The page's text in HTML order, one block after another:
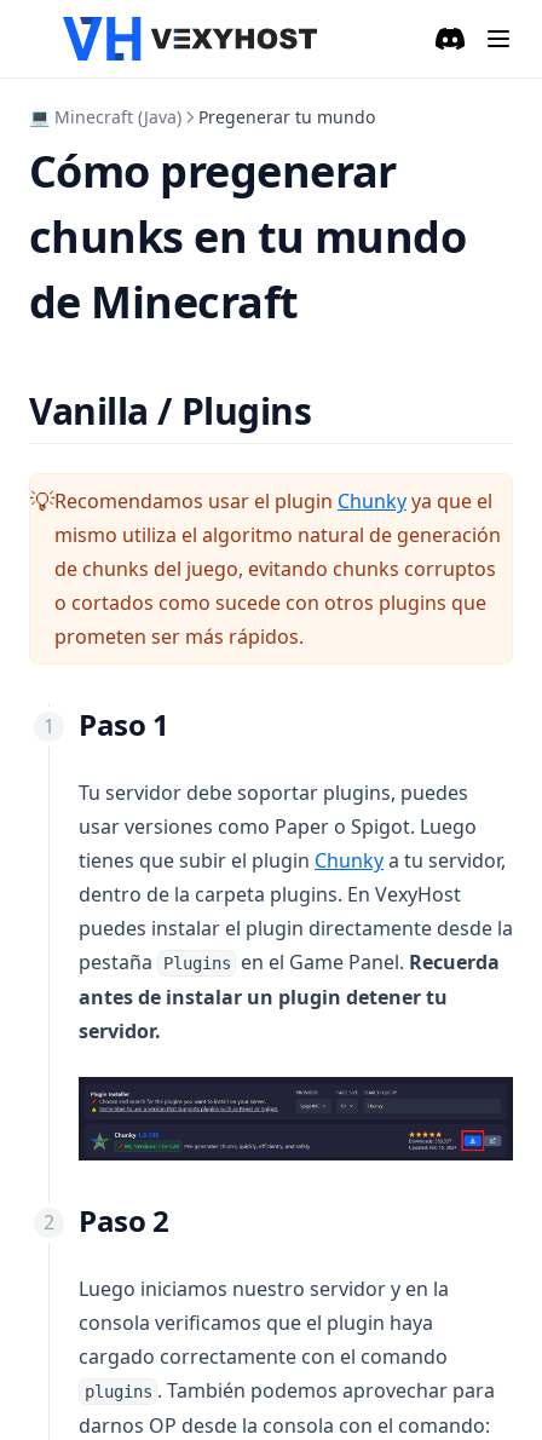
💻 Minecraft (Java) Pregenerar tu mundo
Cómo pregenerar
chunks en tu mundo
de Minecraft
Vanilla / Plugins
💡Recomendamos usar el plugin Chunky(opens in a
ya que el
mismo utiliza el algoritmo natural de generación
de chunks del juego, evitando chunks corruptos
o cortados como sucede con otros plugins que
prometen ser más rápidos.
Paso 1
Tu servidor debe soportar plugins, puedes
usar versiones como Paper o Spigot. Luego
tienes que subir el plugin Chunky(opens in a new
a tu servidor,
dentro de la carpeta plugins. En VexyHost
puedes instalar el plugin directamente desde la
pestaña
Plugins en el Game Panel. Recuerda
antes de instalar un plugin detener tu
servidor.
Paso 2
Luego iniciamos nuestro servidor y en la
consola verificamos que el plugin haya
cargado correctamente con el comando
plugins . También podemos aprovechar para
darnos OP desde la consola con el comando: